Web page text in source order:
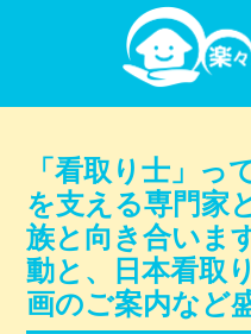
コンテンツに移動
「看取り士」っ
を支える専門家
族と向き合いま
動と、日本看取
画のご案内など